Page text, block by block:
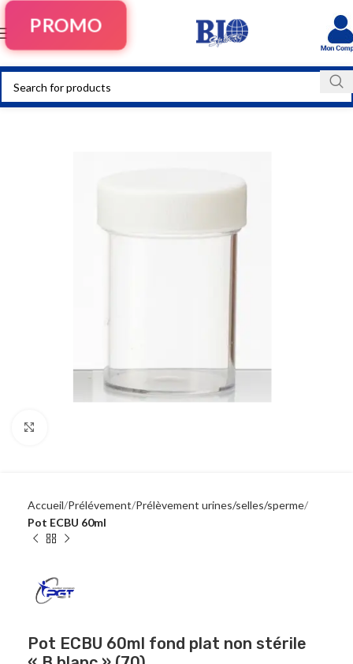
PROMO
Accueil Prélévement Prélèvement urines/selles/sperme
Pot ECBU 60ml
Pot ECBU 60ml fond plat non stérile